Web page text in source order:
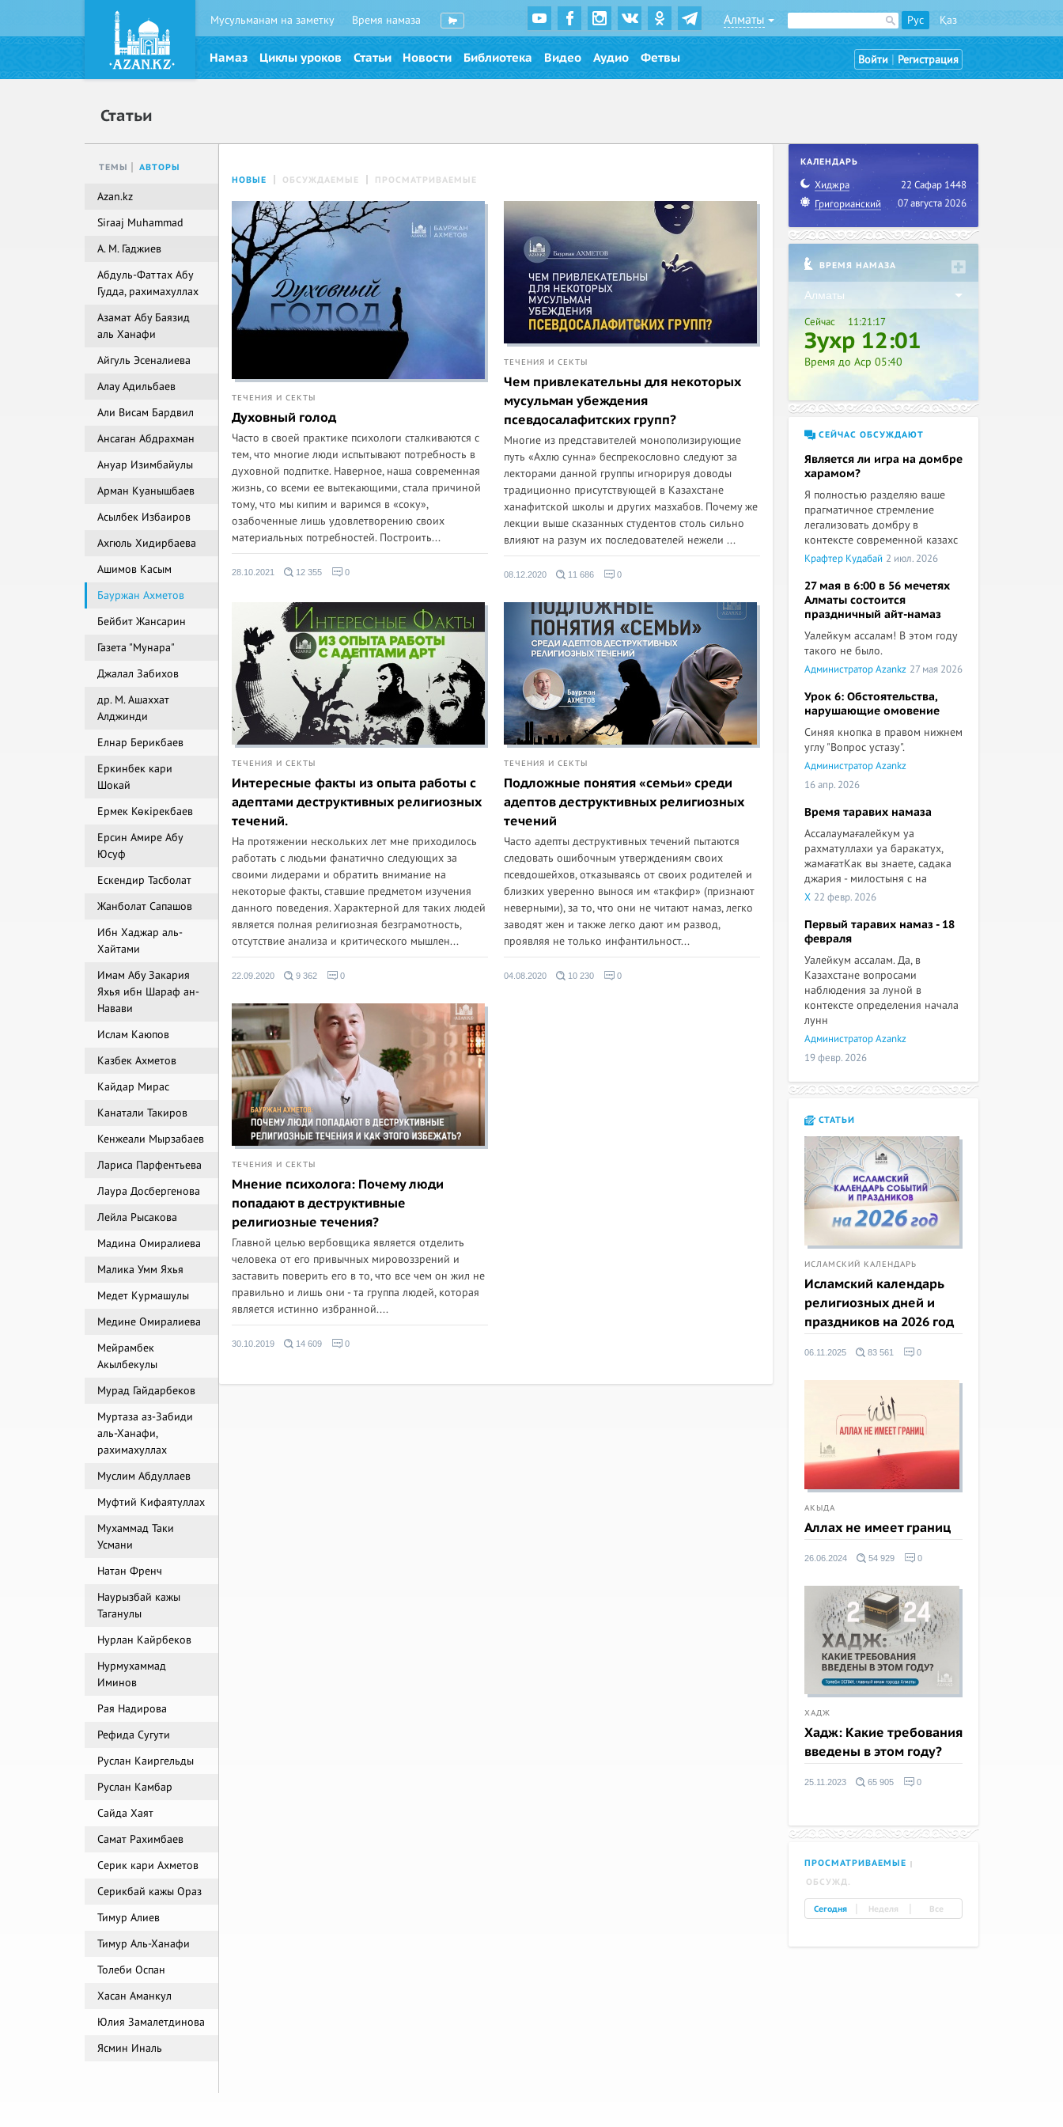
Мусульманам на заметку Время намаза Алматы Рус Қаз
Намаз Циклы уроков Статьи Новости Библиотека Видео Аудио Фетвы Войти | Регистрация
Статьи
ТЕМЫ АВТОРЫ
Azan.kz
Siraaj Muhammad
А. М. Гаджиев
Абдуль-Фаттах Абу
Гудда, рахимахуллах
Азамат Абу Баязид
аль Ханафи
Айгуль Эсеналиева
Алау Адильбаев
Али Висам Бардвил
Ансаган Абдрахман
Ануар Изимбайулы
Арман Куанышбаев
Асылбек Избаиров
Ахгюль Хидирбаева
Ашимов Касым
Бауржан Ахметов
Бейбит Жансарин
Газета "Мунара"
Джалал Забихов
др. M. Ашаххат
Алджинди
Елнар Берикбаев
Еркинбек кари
Шокай
Ермек Көкірекбаев
Ерсин Амире Абу
Юсуф
Ескендир Тасболат
Жанболат Сапашов
Ибн Хаджар аль-
Хайтами
Имам Абу Закария
Яхья ибн Шараф ан-
Навави
Ислам Каюпов
Казбек Ахметов
Кайдар Мирас
Канатали Такиров
Кенжеали Мырзабаев
Лариса Парфентьева
Лаура Досбергенова
Лейла Рысакова
Мадина Омиралиева
Малика Умм Яхья
Медет Курмашулы
Медине Омиралиева
Мейрамбек
Акылбекулы
Мурад Гайдарбеков
Муртаза аз-Забиди
аль-Ханафи,
рахимахуллах
Муслим Абдуллаев
Муфтий Кифаятуллах
Мухаммад Таки
Усмани
Натан Френч
Наурызбай кажы
Таганулы
Нурлан Кайрбеков
Нурмухаммад
Иминов
Рая Надирова
Рефида Сугути
Руслан Каиргельды
Руслан Камбар
Сайда Хаят
Самат Рахимбаев
Серик кари Ахметов
Серикбай кажы Ораз
Тимур Алиев
Тимур Аль-Ханафи
Толеби Оспан
Хасан Аманкул
Юлия Замалетдинова
Ясмин Иналь
НОВЫЕ ОБСУЖДАЕМЫЕ ПРОСМАТРИВАЕМЫЕ
ТЕЧЕНИЯ И СЕКТЫ
Духовный голод
Часто в своей практике психологи сталкиваются с
тем, что многие люди испытывают потребность в
духовной подпитке. Наверное, наша современная
жизнь, со всеми ее вытекающими, стала причиной
тому, что мы кипим и варимся в «соку»,
озабоченные лишь удовлетворению своих
материальных потребностей. Построить...
28.10.2021 12 355 0
ТЕЧЕНИЯ И СЕКТЫ
Чем привлекательны для некоторых
мусульман убеждения
псевдосалафитских групп?
Многие из представителей монополизирующие
путь «Ахлю сунна» беспрекословно следуют за
лекторами данной группы игнорируя доводы
традиционно присутствующей в Казахстане
ханафитской школы и других мазхабов. Почему же
лекции выше сказанных студентов столь сильно
влияют на разум их последователей нежели ...
08.12.2020 11 686 0
ТЕЧЕНИЯ И СЕКТЫ
Интересные факты из опыта работы с
адептами деструктивных религиозных
течений.
На протяжении нескольких лет мне приходилось
работать с людьми фанатично следующих за
своими лидерами и обратить внимание на
некоторые факты, ставшие предметом изучения
данного поведения. Характерной для таких людей
является полная религиозная безграмотность,
отсутствие анализа и критического мышлен...
22.09.2020 9 362 0
ТЕЧЕНИЯ И СЕКТЫ
Подложные понятия «семьи» среди
адептов деструктивных религиозных
течений
Часто адепты деструктивных течений пытаются
следовать ошибочным утверждениям своих
псевдошейхов, отказываясь от своих родителей и
близких уверенно вынося им «такфир» (признают
неверными), за то, что они не читают намаз, легко
заводят жен и также легко дают им развод,
проявляя не только инфантильност...
04.08.2020 10 230 0
ТЕЧЕНИЯ И СЕКТЫ
Мнение психолога: Почему люди
попадают в деструктивные
религиозные течения?
Главной целью вербовщика является отделить
человека от его привычных мировоззрений и
заставить поверить его в то, что все чем он жил не
правильно и лишь они - та группа людей, которая
является истинно избранной....
30.10.2019 14 609 0
КАЛЕНДАРЬ
Хиджра
22 Сафар 1448
Григорианский
07 августа 2026
ВРЕМЯ НАМАЗА
Алматы
Сейчас 11:21:18
Зухр 12:01
Время до Аср 05:40
СЕЙЧАС ОБСУЖДАЮТ
Является ли игра на домбре
харамом?
Я полностью разделяю ваше
прагматичное стремление
легализовать домбру в
контексте современной казахс
Крафтер Кудабай 2 июл. 2026
27 мая в 6:00 в 56 мечетях
Алматы состоится
праздничный айт-намаз
Уалейкум ассалам! В этом году
такого не было.
Администратор Azankz 27 мая 2026
Урок 6: Обстоятельства,
нарушающие омовение
Синяя кнопка в правом нижнем
углу "Вопрос устазу".
Администратор Azankz
16 апр. 2026
Время таравих намаза
Ассалаумағалейкум уа
рахматуллахи уа баракатух,
жамағатКак вы знаете, садака
джария - милостыня с на
X 22 февр. 2026
Первый таравих намаз - 18
февраля
Уалейкум ассалам. Да, в
Казахстане вопросами
наблюдения за луной в
контексте определения начала
лунн
Администратор Azankz
19 февр. 2026
СТАТЬИ
ИСЛАМСКИЙ КАЛЕНДАРЬ
Исламский календарь
религиозных дней и
праздников на 2026 год
06.11.2025 83 561 0
АКЫДА
Аллах не имеет границ
26.06.2024 54 929 0
ХАДЖ
Хадж: Какие требования
введены в этом году?
25.11.2023 65 905 0
ПРОСМАТРИВАЕМЫЕ
ОБСУЖД.
Сегодня Неделя Все